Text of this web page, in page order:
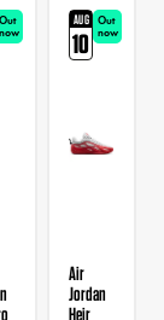
Out
now
AUG
10
Out
now
Air
Jordan
Heir